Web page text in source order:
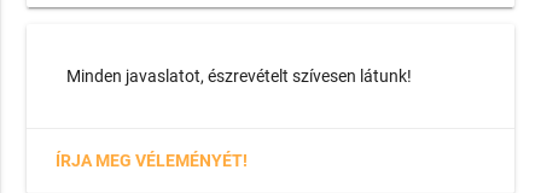
Minden javaslatot, észrevételt szívesen látunk!
ÍRJA MEG VÉLEMÉNYÉT!